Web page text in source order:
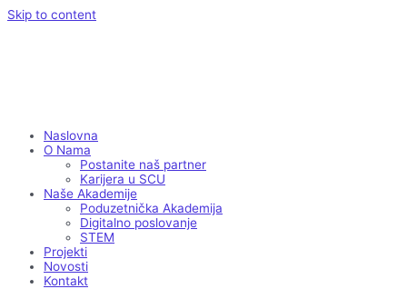
Skip to content
Naslovna
O Nama
Postanite naš partner
Karijera u SCU
Naše Akademije
Poduzetnička Akademija
Digitalno poslovanje
STEM
Projekti
Novosti
Kontakt